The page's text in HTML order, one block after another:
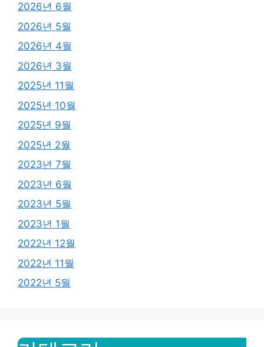
2026년 6월
2026년 5월
2026년 4월
2026년 3월
2025년 11월
2025년 10월
2025년 9월
2025년 2월
2023년 7월
2023년 6월
2023년 5월
2023년 1월
2022년 12월
2022년 11월
2022년 5월